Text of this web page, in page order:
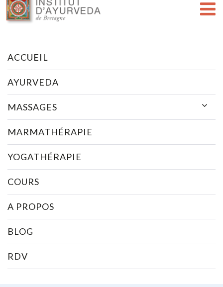
ACCUEIL
AYURVEDA
MASSAGES
MARMATHÉRAPIE
YOGATHÉRAPIE
COURS
A PROPOS
BLOG
RDV